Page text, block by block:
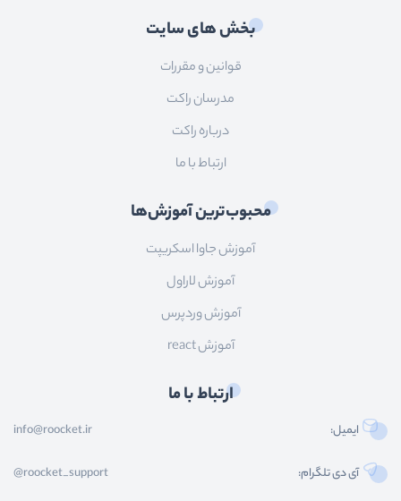
بخش های سایت
قوانین و مقررات
مدرسان راکت
درباره راکت
ارتباط با ما
محبوب‌ترین آموزش‌ها
آموزش جاوا اسکریپت
آموزش لاراول
آموزش وردپرس
آموزش react
ارتباط با ما
ایمیل: info@roocket.ir
آی دی تلگرام: @roocket_support